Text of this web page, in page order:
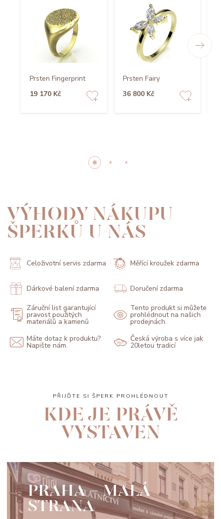
Prsten Fingerprint
19 170 Kč
Prsten Fairy
36 800 Kč
VÝHODY NÁKUPU
ŠPERKŮ U NÁS
Celoživotní servis zdarma Měřící kroužek zdarma
Dárkové balení zdarma Doručení zdarma
Záruční list garantující
pravost použitých
materiálů a kamenů
Tento produkt si můžete
prohlédnout na našich
prodejnách.
Máte dotaz k produktu?
Napište nám.
Česká výroba s více jak
20letou tradicí
PŘIJĎTE SI ŠPERK PROHLÉDNOUT
KDE JE PRÁVĚ
VYSTAVEN
PRAHA - MALÁ
STRANA